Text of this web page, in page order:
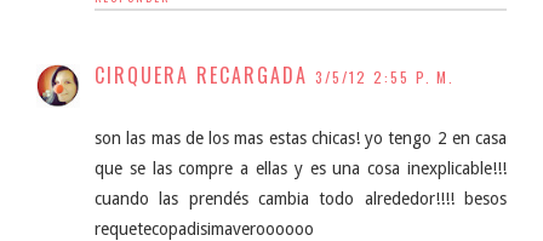
CIRQUERA RECARGADA 3/5/12 2:55 P. M.
son las mas de los mas estas chicas! yo tengo 2 en casa
que se las compre a ellas y es una cosa inexplicable!!!
cuando las prendés cambia todo alrededor!!!! besos
requetecopadisimaveroooooo